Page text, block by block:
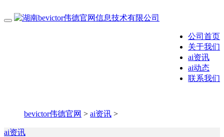
公司首页
关于我们
ai资讯
ai动态
联系我们
bevictor伟德官网 > ai资讯 >
ai资讯